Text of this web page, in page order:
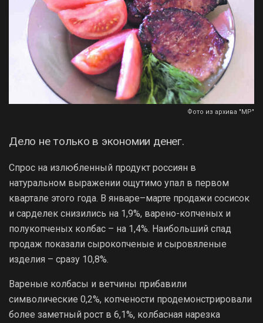
Фото из архива "МР"
Дело не только в экономии денег.
Спрос на излюбленный продукт россиян в
натуральном выражении ощутимо упал в первом
квартале этого года. В январе–марте продажи сосисок
и сарделек снизились на 1,9%, варено-копченых и
полукопченых колбас – на 1,4%. Наибольший спад
продаж показали сырокопченые и сыровяленые
изделия – сразу 10,8%.
Вареные колбасы и ветчины прибавили
символические 0,2%, копчености продемонстрировали
более заметный рост в 6,1%, колбасная нарезка